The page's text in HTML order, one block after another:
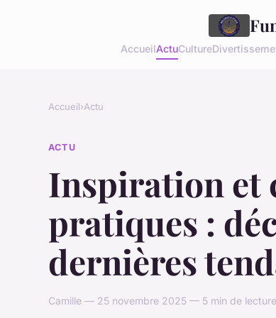
AccueilActuCulture
Accueil›Actu
ACTU
Inspiration et
pratiques :
dernières
Camille — 25 novembre 2025 — 5 min de lecture